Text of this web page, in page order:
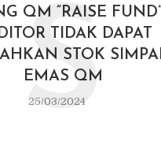
QM “RAISE
TIDAK DAPAT
STOK
EMAS QM
25/03/2024
S